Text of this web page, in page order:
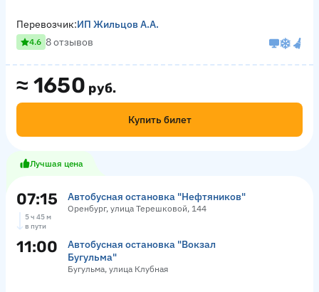
≈ 1650 руб.
Купить билет
Перевозчик:ИП Жильцов А.А.
4.6 8 отзывов
Лучшая цена
07:15 Автобусная остановка "Нефтяников"
Оренбург, улица Терешковой, 144
5 ч 45 м
в пути
11:00
Автобусная остановка "Вокзал
Бугульма"
Бугульма, улица Клубная